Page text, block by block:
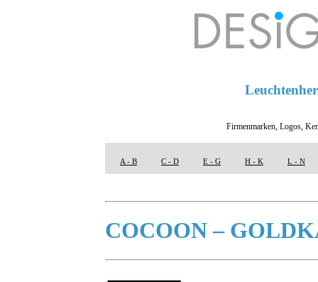
Firmenmarken, Logos,
A - B C - D E - G H - K L - N
COCOON –